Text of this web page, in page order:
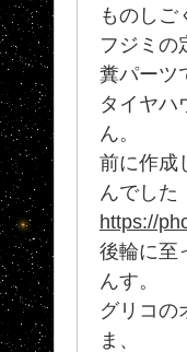
ものしご
フジミの
糞パーツ
タイヤハ
ん。
前に作成
んでした
https://
後輪に至
んす。
グリコの
ま、